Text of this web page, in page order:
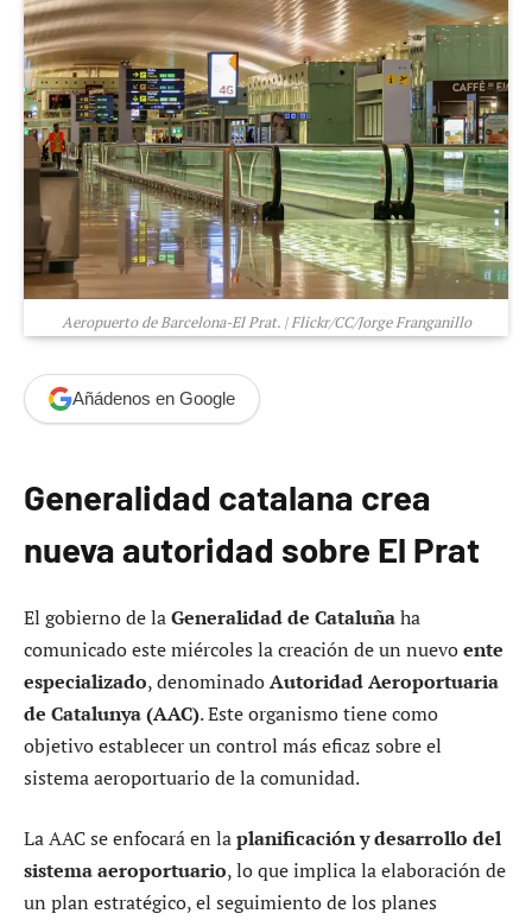
Aeropuerto de Barcelona-El Prat. | Flickr/CC/Jorge Franganillo
Añádenos en Google
Generalidad catalana crea
nueva autoridad sobre El Prat
El gobierno de laGeneralidad de Cataluñaha
comunicado este miércoles la creación de un nuevoente
especializado, denominadoAutoridad Aeroportuaria
de Catalunya (AAC). Este organismo tiene como
objetivo establecer un control más eficaz sobre el
sistema aeroportuario de la comunidad.
La AAC se enfocará en laplanificación y desarrollo del
sistema aeroportuario, lo que implica la elaboración de
un plan estratégico, el seguimiento de los planes